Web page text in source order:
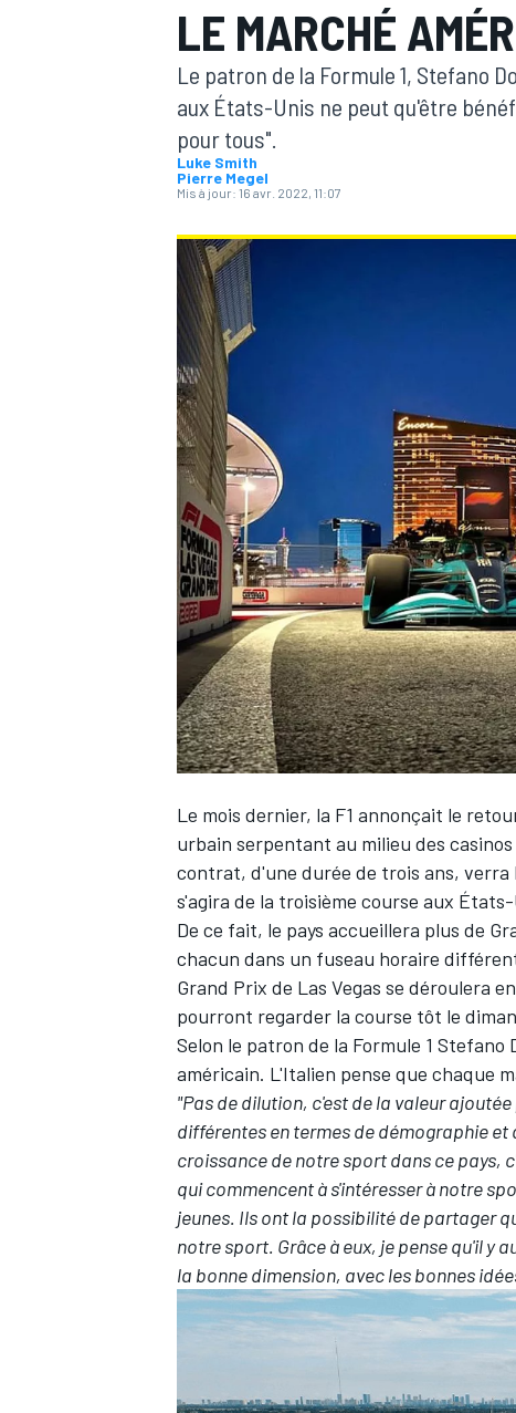
MOTOGP
WRC
WEC
LE MARCHÉ
Le patron de la Formule 1, Stefano
aux États-Unis ne peut qu'être
pour tous".
Luke Smith
Pierre Megel
Mis à jour: 16 avr. 2022, 11:07
Le mois dernier, la F1 annonçait le
urbain serpentant au milieu des
contrat, d'une durée de trois ans, verra
s'agira de la troisième course aux
De ce fait, le pays accueillera plus de
chacun dans un fuseau horaire
Grand Prix de Las Vegas se déroulera
pourront regarder la course tôt le
Selon le patron de la Formule 1 Stefano
américain. L'Italien pense que chaque
"Pas de dilution, c'est de la valeur
différentes en termes de démographie
croissance de notre sport dans ce pays,
qui commencent à s'intéresser à notre
jeunes. Ils ont la possibilité de partager
notre sport. Grâce à eux, je pense qu'il y
la bonne dimension, avec les bonnes